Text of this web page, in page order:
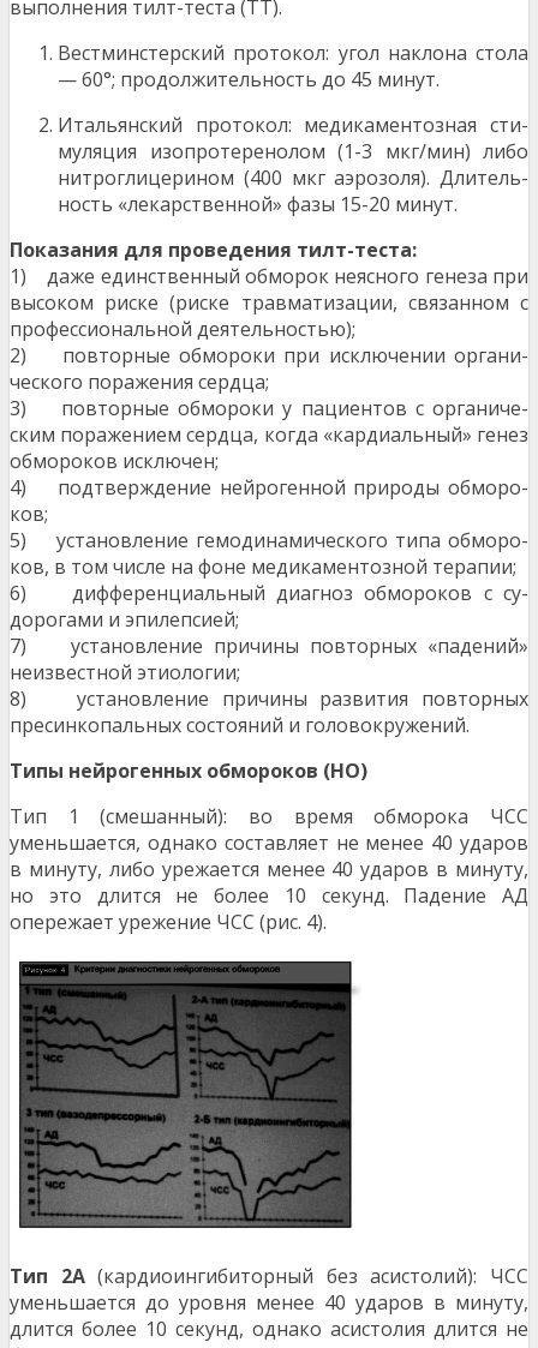
выполнения тилт-теста (ТТ).
Вестминстерский протокол: угол наклона стола
— 60°; продолжительность до 45 минут.
Итальянский протокол: медикаментозная сти­
муляция изопротеренолом (1-3 мкг/мин) либо
нитроглицерином (400 мкг аэрозоля). Длитель­
ность «лекарственной» фазы 15-20 минут.
Показания для проведения тилт-теста:
1) даже единственный обморок неясного генеза при
высоком риске (риске травматизации, свя­занном с
профессиональной деятельностью);
2) повторные обмороки при исключении органи­
ческого поражения сердца;
3) повторные обмороки у пациентов с органиче­
ским поражением сердца, когда «кардиальный» генез
обмороков исключен;
4) подтверждение нейрогенной природы обморо­
ков;
5) установление гемодинамического типа обморо­
ков, в том числе на фоне медикаментозной те­рапии;
6) дифференциальный диагноз обмороков с су­
дорогами и эпилепсией;
7) установление причины повторных «падений»
неизвестной этиологии;
8) установление причины развития повторных
пресинкопальных состояний и головокружений.
Типы нейрогенных обмороков (НО)
Тип 1 (смешанный): во время обморока ЧСС
уменьшается, однако составляет не менее 40 уда­ров
в минуту, либо урежается менее 40 ударов в минуту,
но это длится не более 10 секунд. Падение АД
опережает урежение ЧСС (рис. 4).
Тип 2А(кардиоингибиторный без асистолий): ЧСС
уменьшается до уровня менее 40 ударов в минуту,
длится более 10 секунд, однако асистолия длится не